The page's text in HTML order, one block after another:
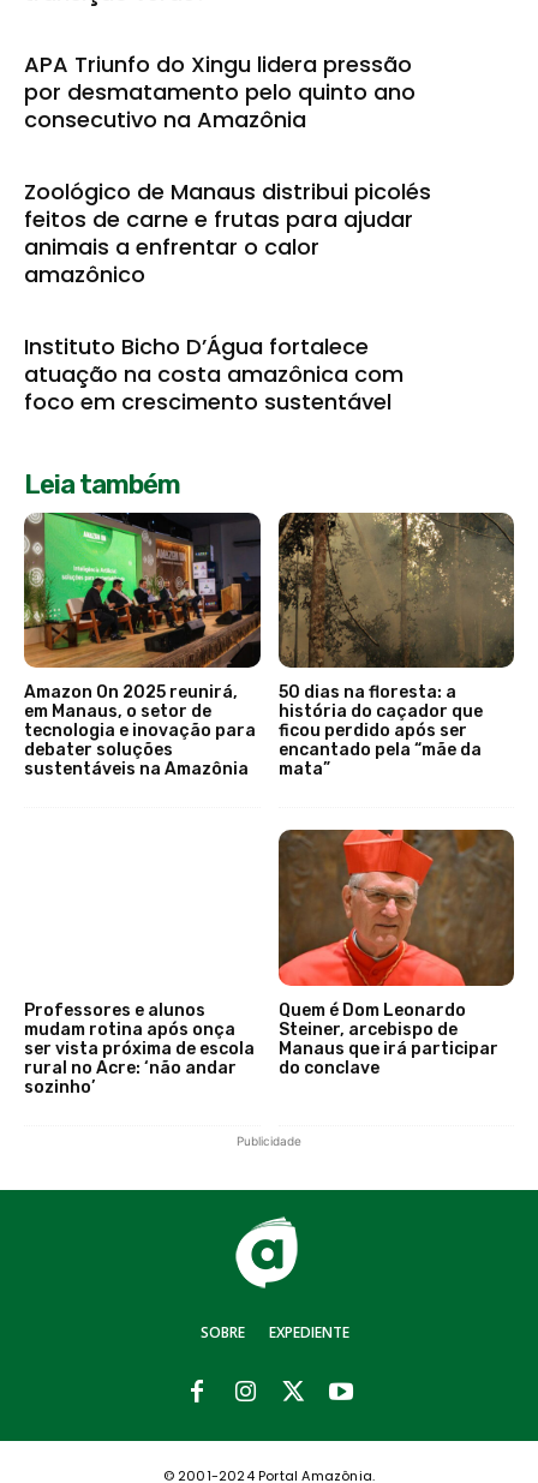
APA Triunfo do Xingu lidera pressão
por desmatamento pelo quinto ano
consecutivo na Amazônia
Zoológico de Manaus distribui picolés
feitos de carne e frutas para ajudar
animais a enfrentar o calor
amazônico
Instituto Bicho D’Água fortalece
atuação na costa amazônica com
foco em crescimento sustentável
Leia também
Amazon On 2025 reunirá,
em Manaus, o setor de
tecnologia e inovação para
debater soluções
sustentáveis na Amazônia
50 dias na floresta: a
história do caçador que
ficou perdido após ser
encantado pela “mãe da
mata”
Professores e alunos
mudam rotina após onça
ser vista próxima de escola
rural no Acre: ‘não andar
sozinho’
Quem é Dom Leonardo
Steiner, arcebispo de
Manaus que irá participar
do conclave
Publicidade
SOBRE EXPEDIENTE
© 2001-2024 Portal Amazônia.